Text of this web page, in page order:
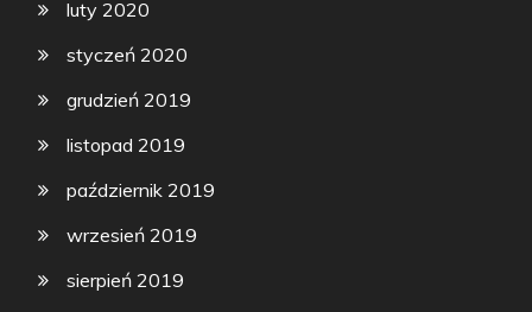
luty 2020
styczeń 2020
grudzień 2019
listopad 2019
październik 2019
wrzesień 2019
sierpień 2019